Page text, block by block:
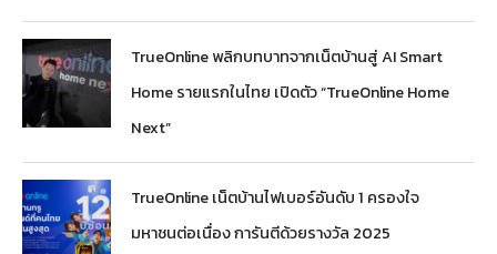
TrueOnline พลิกบทบาทจากเน็ตบ้านสู่ AI Smart
Home รายแรกในไทย เปิดตัว “TrueOnline Home
Next”
TrueOnline เน็ตบ้านไฟเบอร์อันดับ 1 ครองใจ
มหาชนต่อเนื่อง การันตีด้วยรางวัล 2025